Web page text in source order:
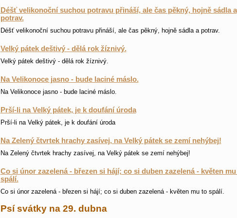
Déšť velikonoční suchou potravu přináší, ale čas pěkný, hojně sádla a
potrav.
Déšť velikonoční suchou potravu přináší, ale čas pěkný, hojně sádla a potrav.
Velký pátek deštivý - dělá rok žíznivý.
Velký pátek deštivý - dělá rok žíznivý.
Na Velikonoce jasno - bude laciné máslo.
Na Velikonoce jasno - bude laciné máslo.
Prší-li na Velký pátek, je k doufání úroda
Prší-li na Velký pátek, je k doufání úroda
Na Zelený čtvrtek hrachy zasívej, na Velký pátek se zemí nehýbej!
Na Zelený čtvrtek hrachy zasívej, na Velký pátek se zemí nehýbej!
Co si únor zazelená - březen si hájí; co si duben zazelená - květen
spálí.
Co si únor zazelená - březen si hájí; co si duben zazelená - květen mu to spálí.
Psí svátky na 29. dubna